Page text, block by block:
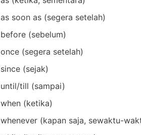
as soon as (segera setelah)
before (sebelum)
once (segera setelah)
since (sejak)
until/till (sampai)
when (ketika)
whenever (kapan saja, sewaktu-